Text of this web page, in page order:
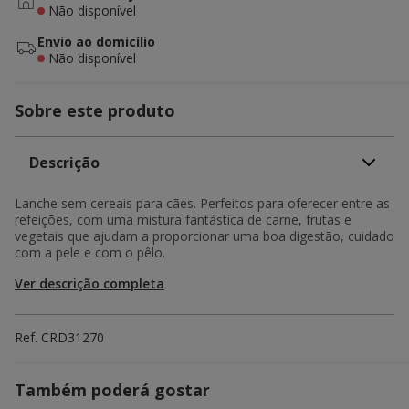
Não disponível
Envio ao domicílio
Não disponível
Sobre este produto
Descrição
Lanche sem cereais para cães. Perfeitos para oferecer entre as
refeições, com uma mistura fantástica de carne, frutas e
vegetais que ajudam a proporcionar uma boa digestão, cuidado
com a pele e com o pêlo.
Ver descrição completa
Ref. CRD31270
Também poderá gostar